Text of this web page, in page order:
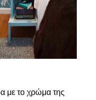
με το χρώμα της